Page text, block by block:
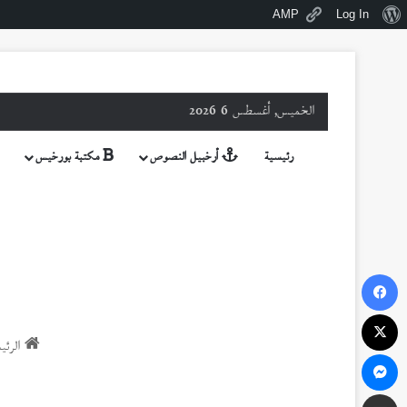
نبذةLog In
AMP
الخميس, أغسطس 6 2026
رئيسية أرخبيل النصوص مكتبة بورخيس